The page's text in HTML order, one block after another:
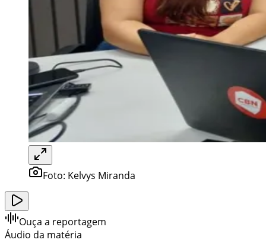
Foto: Kelvys Miranda
Ouça a reportagem
Áudio da matéria